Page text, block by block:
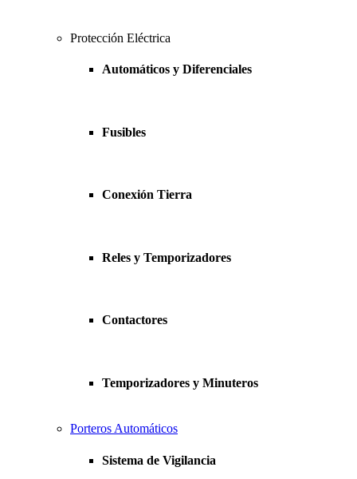
Protección Eléctrica
Automáticos y Diferenciales
Fusibles
Conexión Tierra
Reles y Temporizadores
Contactores
Temporizadores y Minuteros
Porteros Automáticos
Sistema de Vigilancia